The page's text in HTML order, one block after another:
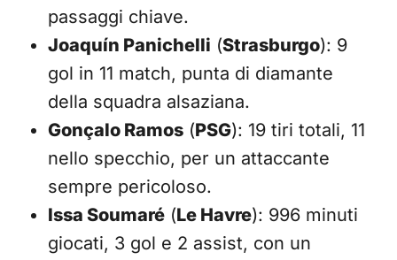
passaggi chiave.
Joaquín Panichelli (Strasburgo): 9
gol in 11 match, punta di diamante
della squadra alsaziana.
Gonçalo Ramos (PSG): 19 tiri totali, 11
nello specchio, per un attaccante
sempre pericoloso.
Issa Soumaré (Le Havre): 996 minuti
giocati, 3 gol e 2 assist, con un